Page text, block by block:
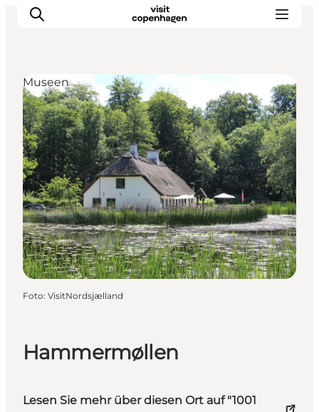
Aktivitäten
Essen und Trinken
Planen
Hammermøllen
Lesen Sie mehr über diesen Ort auf "1001
Museen
Foto: VisitNordsjælland